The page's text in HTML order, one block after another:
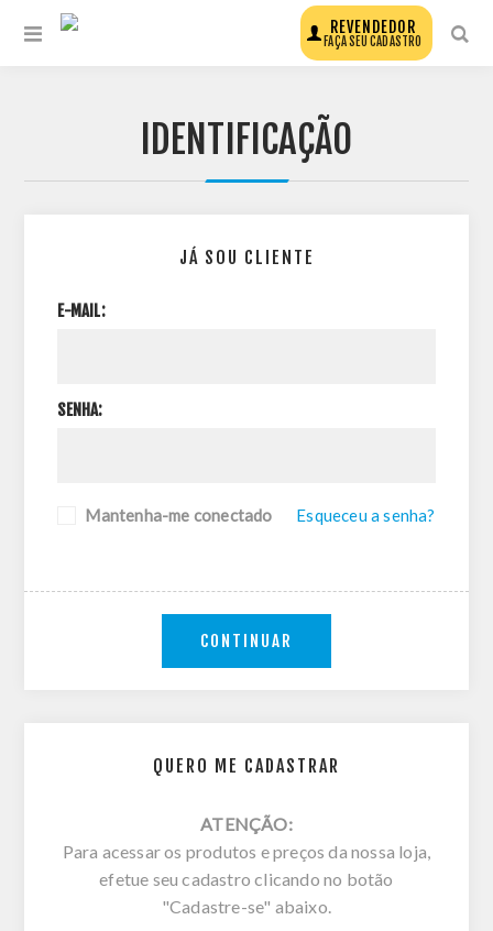
REVENDEDOR
FAÇA SEU CADASTRO
IDENTIFICAÇÃO
QUERO ME CADASTRAR
ATENÇÃO:
Para acessar os produtos e preços da nossa loja,
efetue seu cadastro clicando no botão
"Cadastre-se" abaixo.
JÁ SOU CLIENTE
E-MAIL:
SENHA:
Mantenha-me conectado Esqueceu a senha?
CONTINUAR